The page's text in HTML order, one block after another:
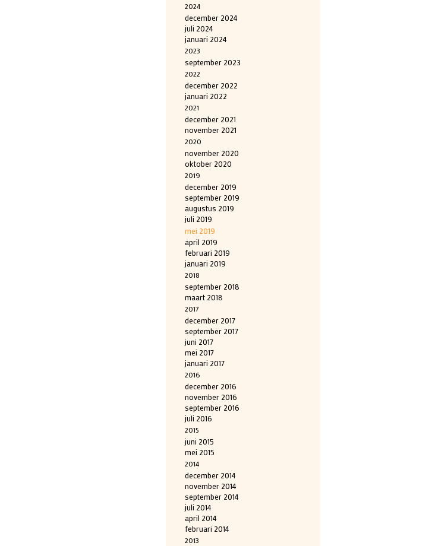
2024
december 2024
juli 2024
januari 2024
2023
september 2023
2022
december 2022
januari 2022
2021
december 2021
november 2021
2020
november 2020
oktober 2020
2019
december 2019
september 2019
augustus 2019
juli 2019
mei 2019
april 2019
februari 2019
januari 2019
2018
september 2018
maart 2018
2017
december 2017
september 2017
juni 2017
mei 2017
januari 2017
2016
december 2016
november 2016
september 2016
juli 2016
2015
juni 2015
mei 2015
2014
december 2014
november 2014
september 2014
juli 2014
april 2014
februari 2014
2013